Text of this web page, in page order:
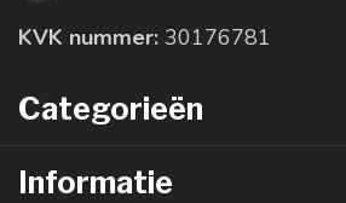
KVK nummer: 30176781
Categorieën
Informatie